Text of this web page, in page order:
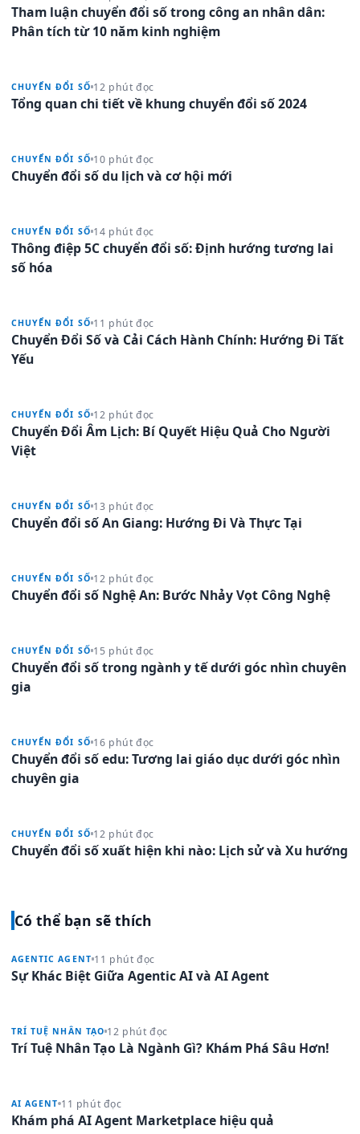
Tham luận chuyển đổi số trong công an nhân dân:
Phân tích từ 10 năm kinh nghiệm
CHUYỂN ĐỔI SỐ 12 phút đọc
Tổng quan chi tiết về khung chuyển đổi số 2024
CHUYỂN ĐỔI SỐ 10 phút đọc
Chuyển đổi số du lịch và cơ hội mới
CHUYỂN ĐỔI SỐ 14 phút đọc
Thông điệp 5C chuyển đổi số: Định hướng tương lai
số hóa
CHUYỂN ĐỔI SỐ 11 phút đọc
Chuyển Đổi Số và Cải Cách Hành Chính: Hướng Đi Tất
Yếu
CHUYỂN ĐỔI SỐ 12 phút đọc
Chuyển Đổi Âm Lịch: Bí Quyết Hiệu Quả Cho Người
Việt
CHUYỂN ĐỔI SỐ 13 phút đọc
Chuyển đổi số An Giang: Hướng Đi Và Thực Tại
CHUYỂN ĐỔI SỐ 12 phút đọc
Chuyển đổi số Nghệ An: Bước Nhảy Vọt Công Nghệ
CHUYỂN ĐỔI SỐ 15 phút đọc
Chuyển đổi số trong ngành y tế dưới góc nhìn chuyên
gia
CHUYỂN ĐỔI SỐ 16 phút đọc
Chuyển đổi số edu: Tương lai giáo dục dưới góc nhìn
chuyên gia
CHUYỂN ĐỔI SỐ 12 phút đọc
Chuyển đổi số xuất hiện khi nào: Lịch sử và Xu hướng
Có thể bạn sẽ thích
AGENTIC AGENT 11 phút đọc
Sự Khác Biệt Giữa Agentic AI và AI Agent
TRÍ TUỆ NHÂN TẠO 12 phút đọc
Trí Tuệ Nhân Tạo Là Ngành Gì? Khám Phá Sâu Hơn!
AI AGENT 11 phút đọc
Khám phá AI Agent Marketplace hiệu quả